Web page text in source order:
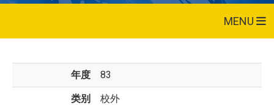
MENU
年度 83
类别 校外